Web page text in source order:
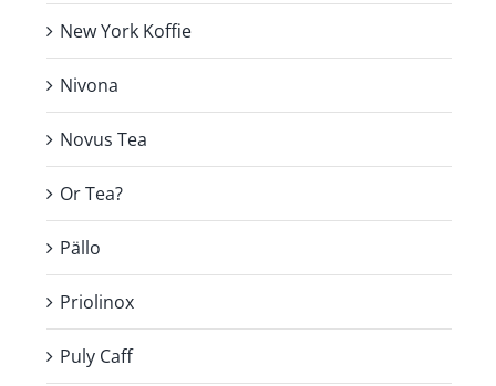
New York Koffie
Nivona
Novus Tea
Or Tea?
Pällo
Priolinox
Puly Caff